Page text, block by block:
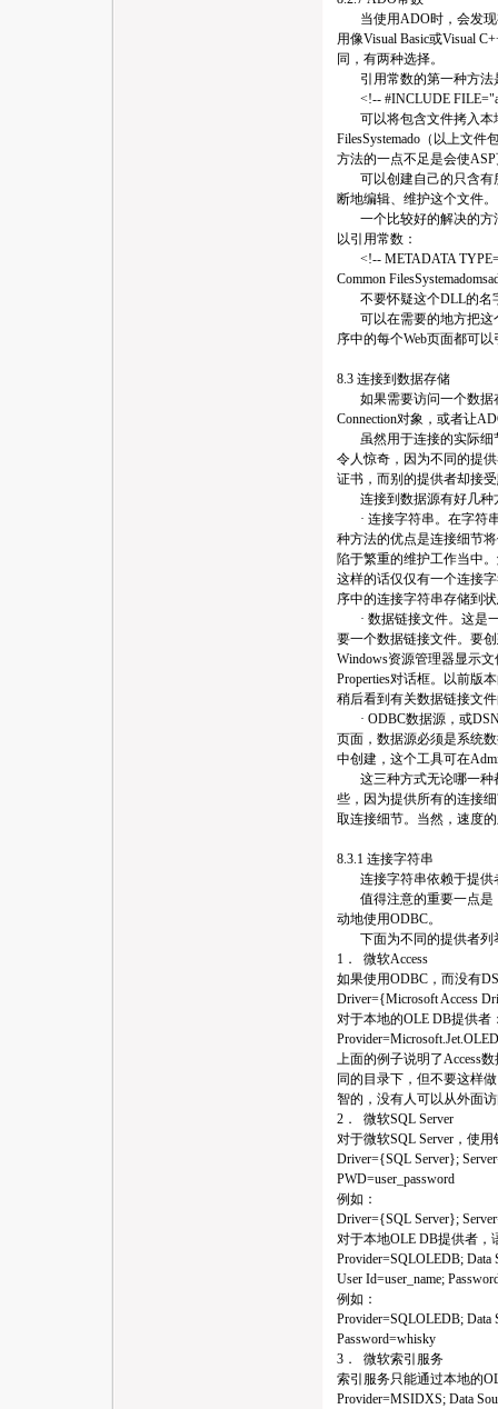
当使用ADO时，会发现
用像Visual Basic或Visual
同，有两种选择。
引用常数的第一种方法
<!-- #INCLUDE
可以将包含文件拷入本地
FilesSystemado（以上文
方法的一点不足是会使
可以创建自己的只含有
断地编辑、维护这个文件。
一个比较好的解决的方
以引用常数：
<!-- METADATA
Common
不要怀疑这个DLL的名字
可以在需要的地方把这
序中的每个Web页面都可
8.3 连接到数据存储
如果需要访问一个数据
Connection对象，或者让
虽然用于连接的实际细
令人惊奇，因为不同的提
证书，而别的提供者却接
连接到数据源有好几种
· 连接字符串。在字符串
种方法的优点是连接细节
陷于繁重的维护工作当中
这样的话仅仅有一个连接
序中的连接字符串存储到
· 数据链接文件。这是一
要一个数据链接文件。要
Windows资源管理器显示
Properties对话框。以前版
稍后看到有关数据链接文
· ODBC数据源，或DSN
页面，数据源必须是系统
中创建，这个工具可在
这三种方式无论哪一种
些，因为提供所有的连接
取连接细节。当然，速度
8.3.1 连接字符串
连接字符串依赖于提供
值得注意的重要一点是
动地使用ODBC。
下面为不同的提供者列
1． 微软Access
如果使用ODBC，而没有
Driver={Microsoft Access
对于本地的OLE DB提供者
上面的例子说明了Access
同的目录下，但不要这样
智的，没有人可以从外面
2． 微软SQL Server
对于微软SQL Server，使
Driver={SQL Server};
PWD=user_password
例如：
Driver={SQL Server};
对于本地OLE DB提供者，
Provider=SQLOLEDB; Data
User Id=user_name;
例如：
Provider=SQLOLEDB; Data
Password=whisky
3． 微软索引服务
索引服务只能通过本地的
Provider=MSIDXS; Data